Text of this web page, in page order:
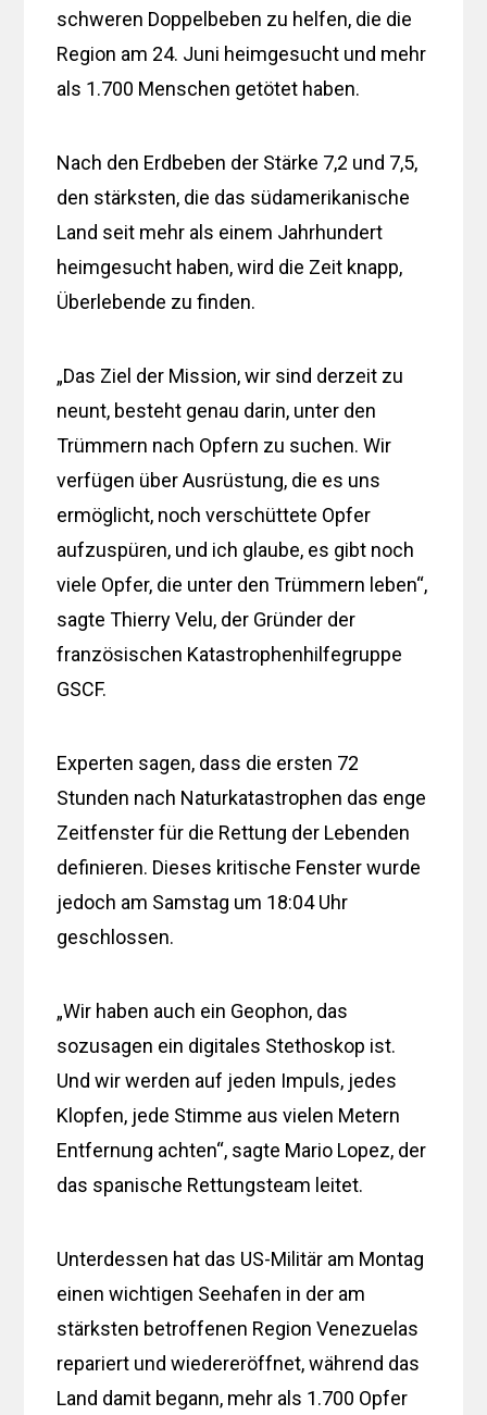
schweren Doppelbeben zu helfen, die die
Region am 24. Juni heimgesucht und mehr
als 1.700 Menschen getötet haben.
Nach den Erdbeben der Stärke 7,2 und 7,5,
den stärksten, die das südamerikanische
Land seit mehr als einem Jahrhundert
heimgesucht haben, wird die Zeit knapp,
Überlebende zu finden.
„Das Ziel der Mission, wir sind derzeit zu
neunt, besteht genau darin, unter den
Trümmern nach Opfern zu suchen. Wir
verfügen über Ausrüstung, die es uns
ermöglicht, noch verschüttete Opfer
aufzuspüren, und ich glaube, es gibt noch
viele Opfer, die unter den Trümmern leben“,
sagte Thierry Velu, der Gründer der
französischen Katastrophenhilfegruppe
GSCF.
Experten sagen, dass die ersten 72
Stunden nach Naturkatastrophen das enge
Zeitfenster für die Rettung der Lebenden
definieren. Dieses kritische Fenster wurde
jedoch am Samstag um 18:04 Uhr
geschlossen.
„Wir haben auch ein Geophon, das
sozusagen ein digitales Stethoskop ist.
Und wir werden auf jeden Impuls, jedes
Klopfen, jede Stimme aus vielen Metern
Entfernung achten“, sagte Mario Lopez, der
das spanische Rettungsteam leitet.
Unterdessen hat das US-Militär am Montag
einen wichtigen Seehafen in der am
stärksten betroffenen Region Venezuelas
repariert und wiedereröffnet, während das
Land damit begann, mehr als 1.700 Opfer